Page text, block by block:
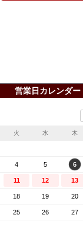
営業日カレンダー